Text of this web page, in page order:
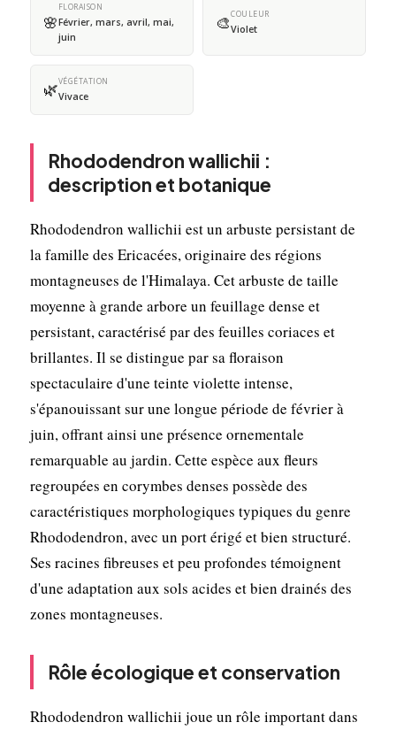
🌸
FLORAISON
Février, mars, avril, mai,
juin
🎨COULEUR
Violet
🌿VÉGÉTATION
Vivace
Rhododendron wallichii :
description et botanique
Rhododendron wallichii est un arbuste persistant de
la famille des Ericacées, originaire des régions
montagneuses de l'Himalaya. Cet arbuste de taille
moyenne à grande arbore un feuillage dense et
persistant, caractérisé par des feuilles coriaces et
brillantes. Il se distingue par sa floraison
spectaculaire d'une teinte violette intense,
s'épanouissant sur une longue période de février à
juin, offrant ainsi une présence ornementale
remarquable au jardin. Cette espèce aux fleurs
regroupées en corymbes denses possède des
caractéristiques morphologiques typiques du genre
Rhododendron, avec un port érigé et bien structuré.
Ses racines fibreuses et peu profondes témoignent
d'une adaptation aux sols acides et bien drainés des
zones montagneuses.
Rôle écologique et conservation
Rhododendron wallichii joue un rôle important dans